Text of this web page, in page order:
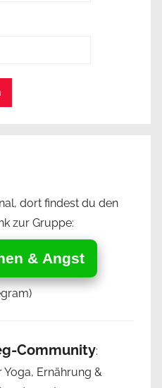
dort findest du den
zur Gruppe:
& Angst
Community:
Ernährung &